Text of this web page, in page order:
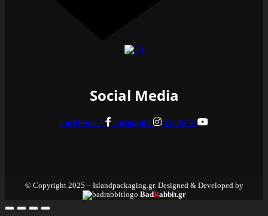
Social Media
Facebook-f Instagram Youtube
© Copyright 2025 – Islandpackaging.gr. Designed & Developed by
BadRabbit.gr